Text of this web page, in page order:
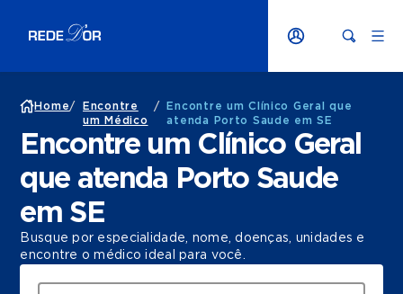
Home/
Encontre
um Médico
/
Encontre um Clínico Geral que
atenda Porto Saude em SE
Encontre um Clínico Geral
que atenda Porto Saude
em SE
Busque por especialidade, nome, doenças, unidades e
encontre o médico ideal para você.